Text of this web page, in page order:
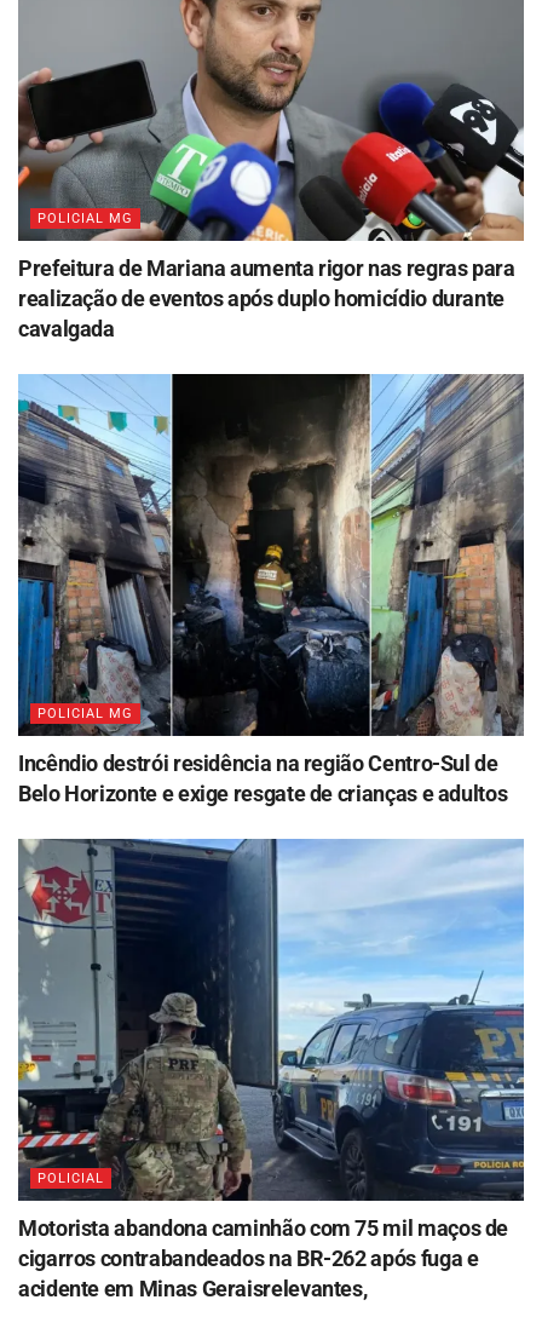
POLICIAL MG
Prefeitura de Mariana aumenta rigor nas regras para
realização de eventos após duplo homicídio durante
cavalgada
POLICIAL MG
Incêndio destrói residência na região Centro-Sul de
Belo Horizonte e exige resgate de crianças e adultos
POLICIAL
Motorista abandona caminhão com 75 mil maços de
cigarros contrabandeados na BR-262 após fuga e
acidente em Minas Geraisrelevantes,